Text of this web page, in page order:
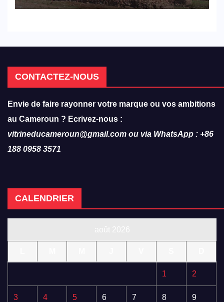
308 victimes en trois mois
CONTACTEZ-NOUS
Envie de faire rayonner votre marque ou vos ambitions
au Cameroun ? Ecrivez-nous :
vitrineducameroun@gmail.com ou via WhatsApp : +86
188 0958 3571
CALENDRIER
1 2
3 4 5 6 7 8 9